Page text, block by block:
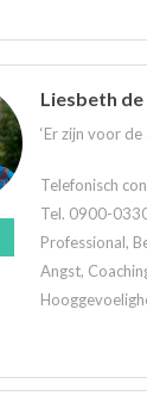
Liesbeth de
‘Er zijn voor
Telefonisch
Tel. 0900-
Professional,
Angst,